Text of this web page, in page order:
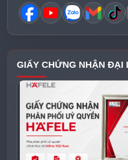
GIẤY CHỨNG NHẬN ĐẠI